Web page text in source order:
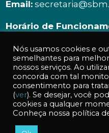
Email:
Horário de
Acessos a
Nós usamos cookies e
semelhantes para
nossos serviços. Ao
concorda com tal
consentimento para
(ver). Se desejar, você
cookies a qualquer
Conheça nossa política